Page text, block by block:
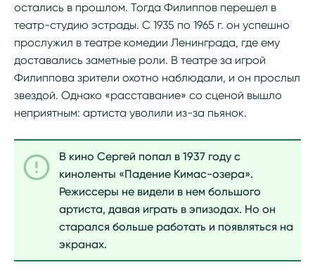
остались в прошлом. Тогда Филиппов перешел в
театр-студию эстрады. С 1935 по 1965 г. он успешно
прослужил в театре комедии Ленинграда, где ему
доставались заметные роли. В театре за игрой
Филиппова зрители охотно наблюдали, и он прослыл
звездой. Однако «расставание» со сценой вышло
неприятным: артиста уволили из-за пьянок.
В кино Сергей попал в 1937 году с
киноленты «Падение Кимас-озера».
Режиссеры не видели в нем большого
артиста, давая играть в эпизодах. Но он
старался больше работать и появляться на
экранах.